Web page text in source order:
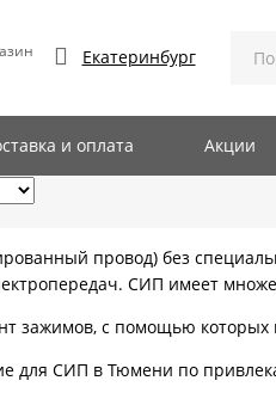
Екатеринбург
и оплата Акции
оборудование для СИП
СИП
провод) без
СИП имеет
зажимов, с помощью
для СИП в Тюмени по